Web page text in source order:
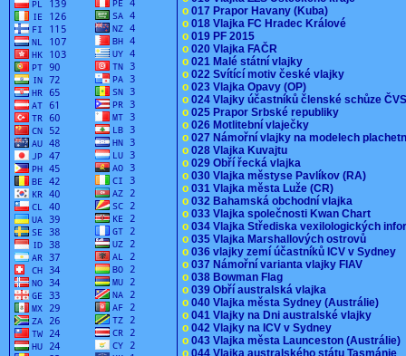
o 017 Prapor Havany (Kuba)
o 018 Vlajka FC Hradec Králové
o 019 PF 2015
o 020 Vlajka FAČR
o 021 Malé státní vlajky
o 022 Svítící motiv české vlajky
o 023 Vlajka Opavy (OP)
o 024 Vlajky účastníků členské schůze
o 025 Prapor Srbské republiky
o 026 Motlitební vlaječky
o 027 Námořní vlajky na modelech
o 028 Vlajka Kuvajtu
o 029 Obří řecká vlajka
o 030 Vlajka městyse Pavlíkov (RA)
o 031 Vlajka města Luže (CR)
o 032 Bahamská obchodní vlajka
o 033 Vlajka společnosti Kwan Chart
o 034 Vlajka Střediska vexilologických
o 035 Vlajka Marshallových ostrovů
o 036 vlajky zemí účastníků ICV v Sydney
o 037 Námořní varianta vlajky FIAV
o 038 Bowman Flag
o 039 Obří australská vlajka
o 040 Vlajka města Sydney (Austrálie)
o 041 Vlajky na Dni australské vlajky
o 042 Vlajky na ICV v Sydney
o 043 Vlajka města Launceston (Austrálie)
o 044 Vlajka australského státu Tasmánie